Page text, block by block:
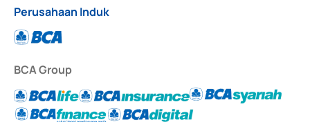
Perusahaan Induk
BCA Group